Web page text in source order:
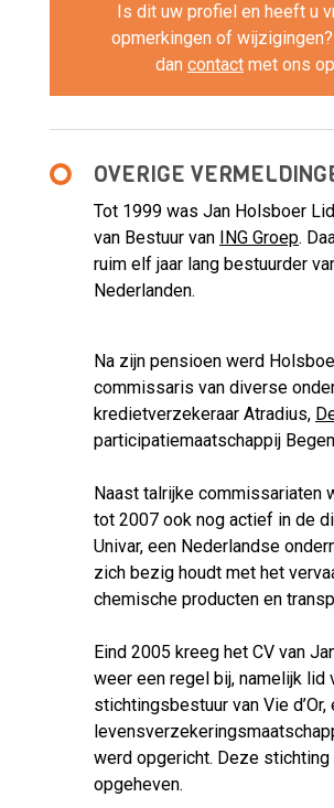
Is dit uw profiel en heeft u
opmerkingen of
dan contact met ons
OVERIGE
Tot 1999 was Jan Holsboer
van Bestuur van ING Groep.
ruim elf jaar lang bestuurder
Nederlanden.
Na zijn pensioen werd
commissaris van diverse
kredietverzekeraar Atradius,
participatiemaatschappij
Naast talrijke commissariaten
tot 2007 ook nog actief in de
Univar, een Nederlandse
zich bezig houdt met het
chemische producten en
Eind 2005 kreeg het CV van
weer een regel bij, namelijk lid
stichtingsbestuur van Vie d’Or,
werd opgericht. Deze
opgeheven.